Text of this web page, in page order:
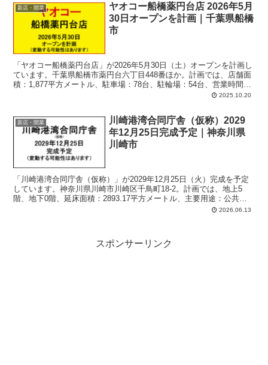
新店・開業
ヤオコー船橋薬円台店 2026年5月
30日オープンを計画｜千葉県船橋
市
「ヤオコー船橋薬円台店」が2026年5月30日（土）オープンを計画し
ています。千葉県船橋市薬円台六丁目448番ほか。計画では、店舗面
積：1,877平方メートル、駐車場：78台、駐輪場：54台、営業時間：
2025.10.20
新店・開業
川崎港湾合同庁舎（仮称）2029
年12月25日完成予定｜神奈川県
川崎市
「川崎港湾合同庁舎（仮称）」が2029年12月25日（火）完成を予定
しています。神奈川県川崎市川崎区千鳥町18-2。計画では、地上5
階、地下0階、延床面積：2893.17平方メートル、主要用途：公共施
2026.06.13
スポンサーリンク